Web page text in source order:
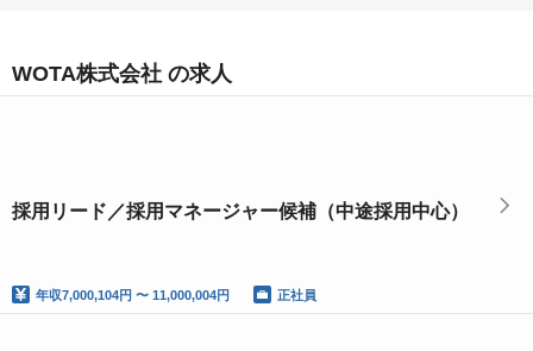
WOTA株式会社 の求人
採用リード／採用マネージャー候補（中途採用中心）
年収7,000,104円 〜 11,000,004円 正社員